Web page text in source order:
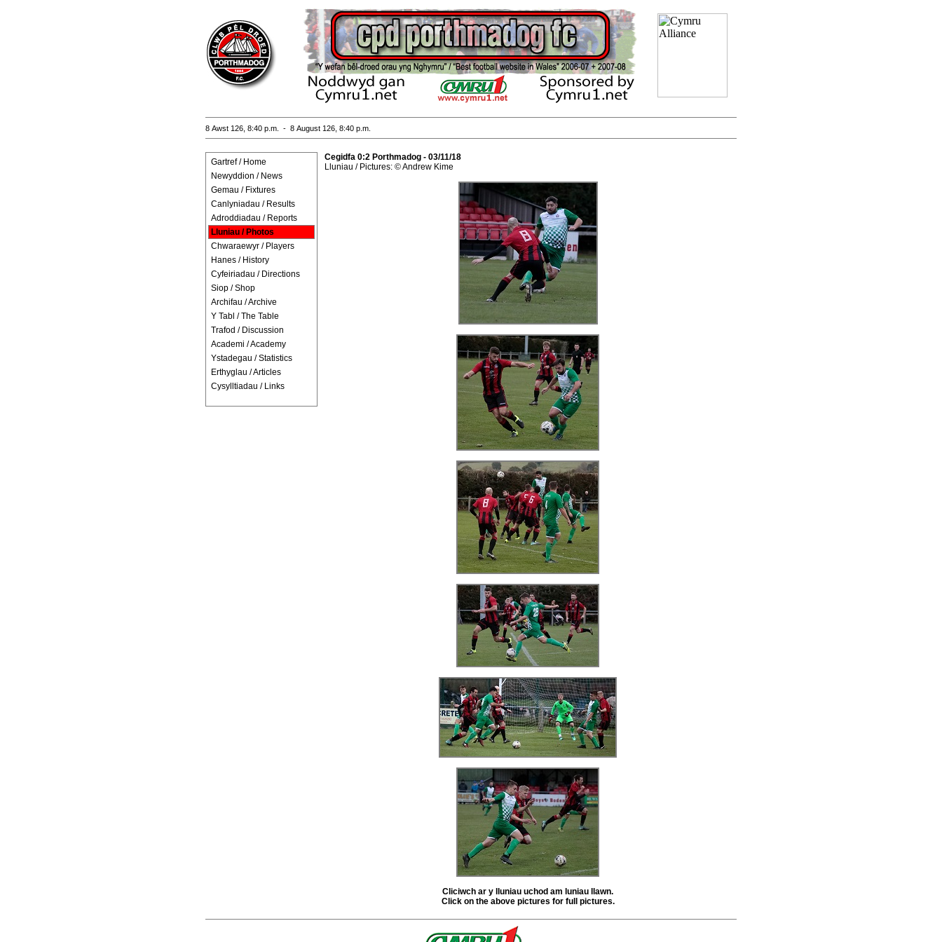
8 Awst 126, 8:40 p.m. - 8 August 126, 8:40 p.m.
Gartref / Home
Newyddion / News
Gemau / Fixtures
Canlyniadau / Results
Adroddiadau / Reports
Lluniau / Photos
Chwaraewyr / Players
Hanes / History
Cyfeiriadau / Directions
Siop / Shop
Archifau / Archive
Y Tabl / The Table
Trafod / Discussion
Academi / Academy
Ystadegau / Statistics
Erthyglau / Articles
Cysylltiadau / Links
Cegidfa 0:2 Porthmadog - 03/11/18
Lluniau / Pictures: © Andrew Kime
Cliciwch ar y lluniau uchod am luniau llawn.
Click on the above pictures for full pictures.